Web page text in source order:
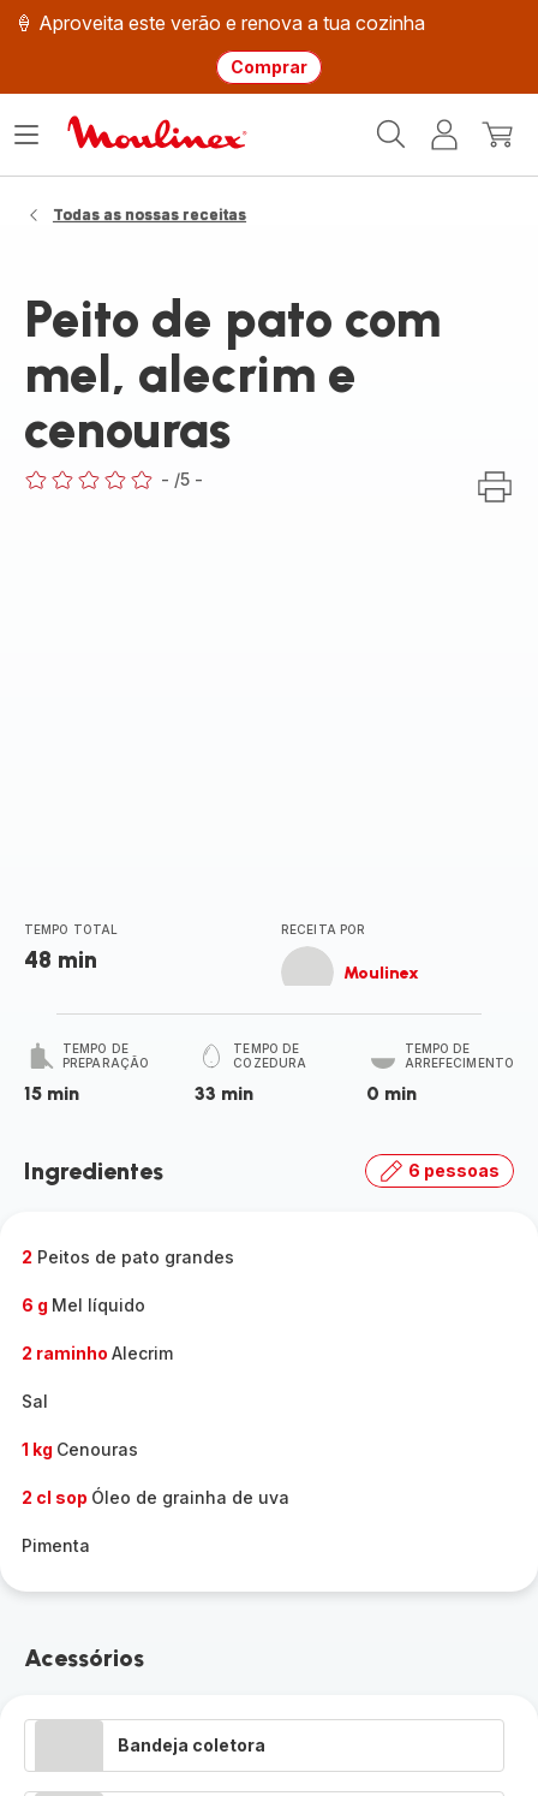
🍦 Aproveita este verão e renova a tua cozinha
Comprar
Moulinex
O
Abrir
Todas as nossas receitas
Peito de pato com
mel, alecrim e
cenouras
- /5 -
TEMPO TOTAL
48 min
RECEITA POR
Moulinex
TEMPO DE
PREPARAÇÃO
15 min
TEMPO DE
COZEDURA
33 min
TEMPO DE
ARREFECIMENTO
0 min
Ingredientes 6 pessoas
2 Peitos de pato grandes
6 g Mel líquido
2 raminho Alecrim
Sal
1 kg Cenouras
2 cl sop Óleo de grainha de uva
Pimenta
Acessórios
Bandeja coletora